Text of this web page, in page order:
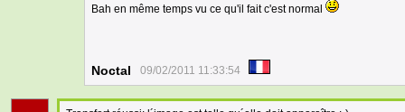
Bah en même temps vu ce qu'il fait c'est normal
Noctal 09/02/2011 11:33:54